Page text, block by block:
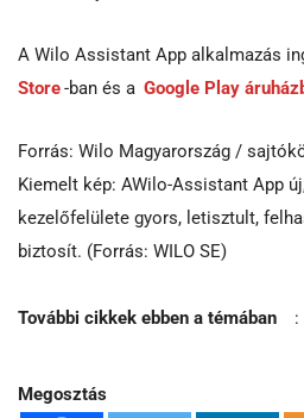
A Wilo Assistant App alkalmazás
Store-ban és a Google Play
Forrás: Wilo Magyarország /
Kiemelt kép: AWilo-Assistant App
kezelőfelülete gyors, letisztult,
biztosít. (Forrás: WILO SE)
További cikkek ebben a témában :
Megosztás